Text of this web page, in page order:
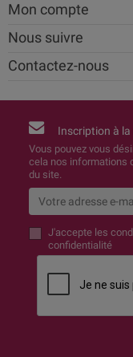
Mon compte
Nous suivre
Contactez-nous
Inscription à
Vous pouvez vous
cela nos informations
du site.
J'accepte les
confidentialité